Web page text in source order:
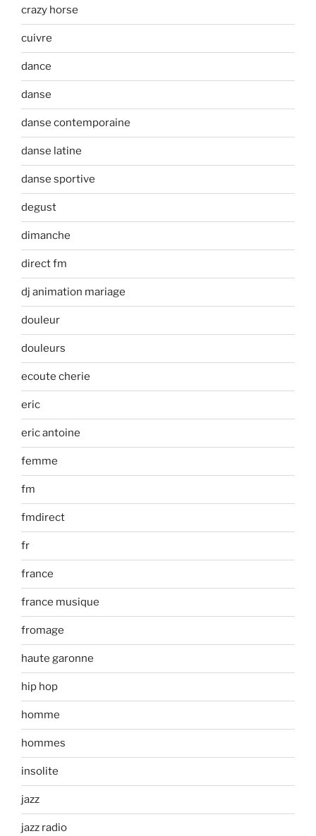
crazy horse
cuivre
dance
danse
danse contemporaine
danse latine
danse sportive
degust
dimanche
direct fm
dj animation mariage
douleur
douleurs
ecoute cherie
eric
eric antoine
femme
fm
fmdirect
fr
france
france musique
fromage
haute garonne
hip hop
homme
hommes
insolite
jazz
jazz radio